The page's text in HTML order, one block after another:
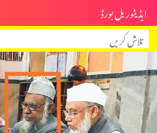
ایڈیٹوریل بورڈ